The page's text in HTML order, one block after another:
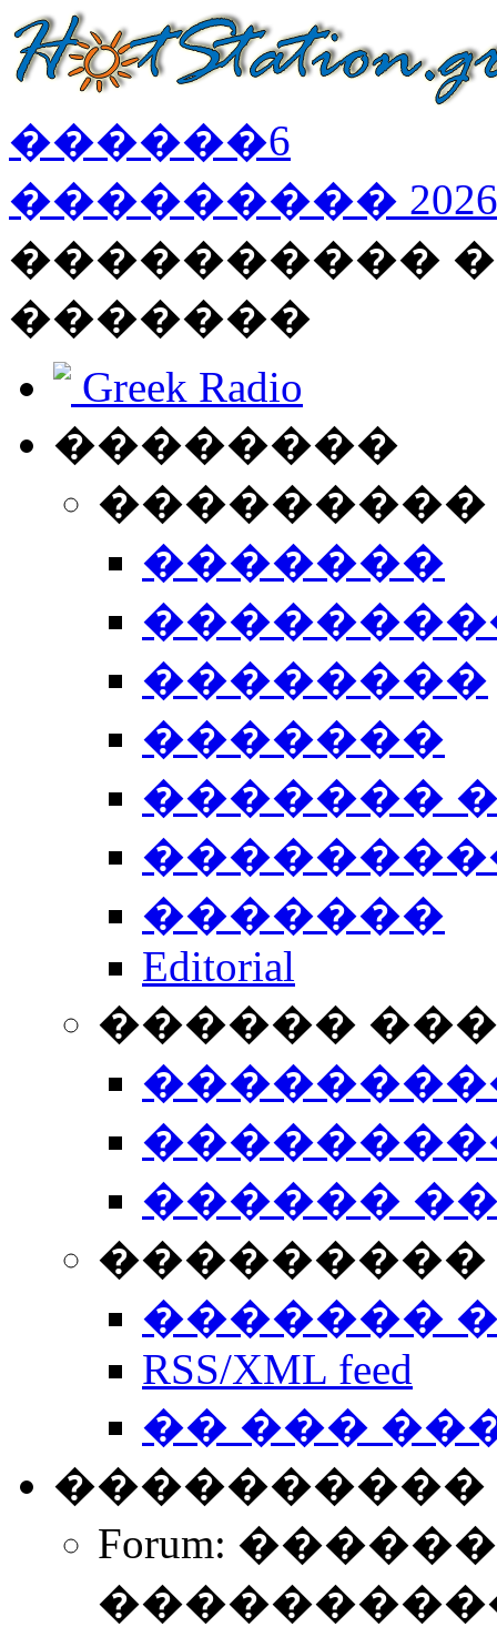
������6
��������� 2026
����������
�������
Greek Radio
��������
�������
��������
�������
�������
�������
Editorial
������
������
���������
�������
RSS/XML feed
�� ���
����������
Forum: